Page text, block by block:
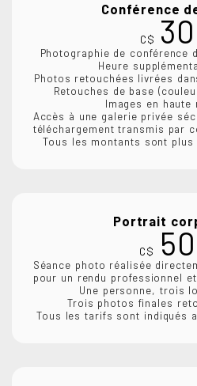
Conférence
C$
Photographie de conférence
Heure
Photos retouchées livrées
Retouches de base
Images en haute
Accès à une galerie privée
téléchargement transmis par
Tous les montants sont
Portrait
C$
Séance photo réalisée
pour un rendu professionnel
Une personne, trois
Trois photos finales
Tous les tarifs sont indiqués